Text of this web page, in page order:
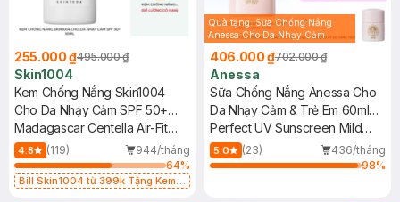
255.000 ₫495.000 ₫
Skin1004
Kem Chống Nắng Skin1004
Cho Da Nhạy Cảm SPF 50+
50ml
Madagascar Centella Air-Fit
Suncream Plus SPF50+
PA++++
4.8 (119)
944/tháng
64%
Bill Skin1004 từ 399k Tặng Kem
Quà tặng: Sữa Chống Nắng
Anessa Cho Da Nhạy Cảm
406.000 ₫702.000 ₫
Anessa
Sữa Chống Nắng Anessa Cho
Da Nhạy Cảm & Trẻ Em 60ml
(Mới)
Perfect UV Sunscreen Mild
Milk (For Sensitive Skin)
SPF50+/PA++++
5.0 (23)
436/tháng
98%